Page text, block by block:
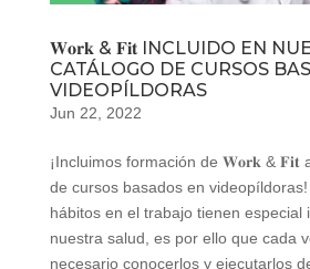
𝐖𝐨𝐫𝐤 & 𝐅𝐢𝐭 INCLUIDO EN
CATÁLOGO DE CURSOS
VIDEOPÍLDORAS
Jun 22, 2022
¡Incluimos formación de 𝐖𝐨𝐫𝐤 & 𝐅𝐢𝐭
de cursos basados en
hábitos en el trabajo tienen especial
nuestra salud, es por ello que cada
necesario conocerlos y ejecutarlos